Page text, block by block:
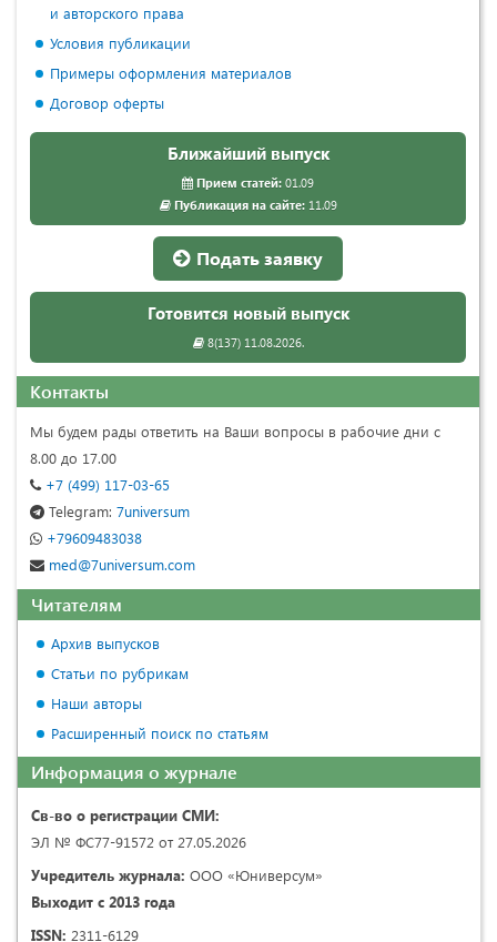
и авторского права
Условия публикации
Примеры оформления материалов
Договор оферты
Ближайший выпуск
Прием статей: 01.09
Публикация на сайте:11.09
Подать заявку
Готовится новый выпуск
8(137) 11.08.2026.
Контакты
Мы будем рады ответить на Ваши вопросы в рабочие дни с
8.00 до 17.00
+7 (499) 117-03-65
Telegram: 7universum
+79609483038
med@7universum.com
Читателям
Архив выпусков
Статьи по рубрикам
Наши авторы
Расширенный поиск по статьям
Информация о журнале
Св-во о регистрации СМИ:
ЭЛ № ФС77-91572 от 27.05.2026
Учредитель журнала: ООО «Юниверсум»
Выходит с 2013 года
ISSN: 2311-6129